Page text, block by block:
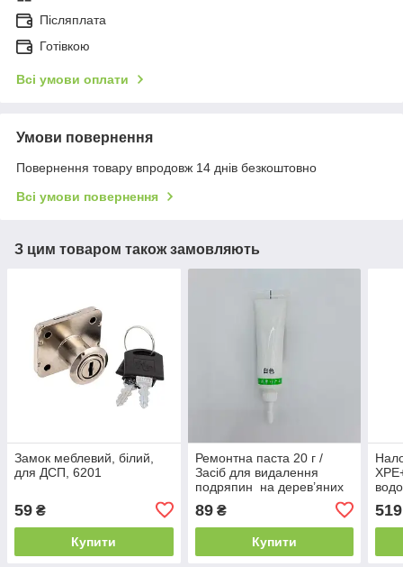
Післяплата
Готівкою
Всі умови оплати
Умови повернення
Повернення товару впродовж 14 днів безкоштовно
Всі умови повернення
З цим товаром також замовляють
Замок меблевий, білий,
для ДСП, 6201
59 ₴
Купити
Ремонтна паста 20 г /
Засіб для видалення
подряпин на дерев’яних
89₴
Купити
519